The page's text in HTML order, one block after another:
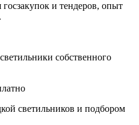
и тендеров, опыт
собственного
светильников и подбором